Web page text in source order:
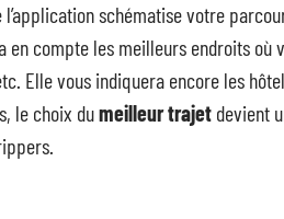
schématise votre
en compte les meilleurs endroits
Elle vous indiquera encore les
le choix dumeilleur trajet devient